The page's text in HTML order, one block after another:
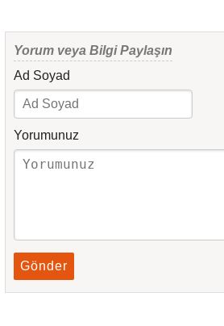
Yorum veya Bilgi Paylaşın
Ad Soyad
Yorumunuz
Gönder